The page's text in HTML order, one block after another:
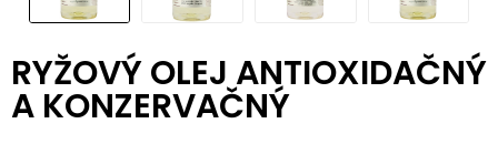
RYŽOVÝ OLEJ ANTIOXIDAČNÝ
A KONZERVAČNÝ